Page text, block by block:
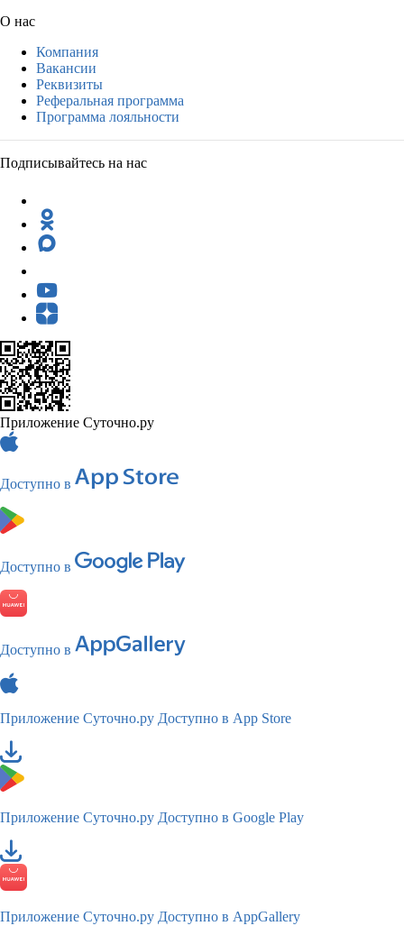
О нас
Компания
Вакансии
Реквизиты
Реферальная программа
Программа лояльности
Подписывайтесь на нас
Приложение Суточно.ру
Доступно в
Доступно в
Доступно в
Приложение Суточно.ру Доступно в App Store
Приложение Суточно.ру Доступно в Google Play
Приложение Суточно.ру Доступно в AppGallery